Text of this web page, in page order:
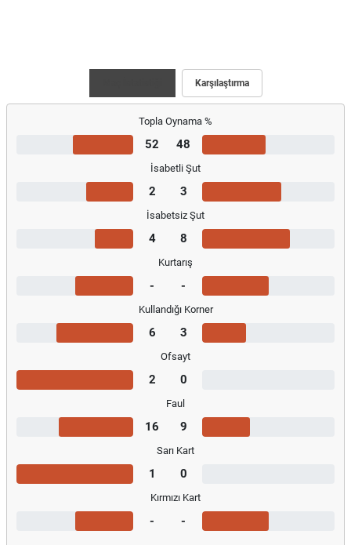
Karşılaştırma
Topla Oynama %
52 48
İsabetli Şut
2 3
İsabetsiz Şut
4 8
Kurtarış
- -
Kullandığı Korner
6 3
Ofsayt
2 0
Faul
16 9
Sarı Kart
1 0
Kırmızı Kart
- -